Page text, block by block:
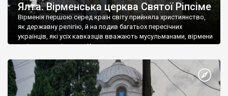
Ялта. Вірменська церква Святої Ріпсіме
Вірменія першою серед країн світу прийняла християнство,
як державну релігію, й на подив багатьох пересічних
українців, які усіх кавказців вважають мусульманами, вірмени
є відданими вірянами Христа